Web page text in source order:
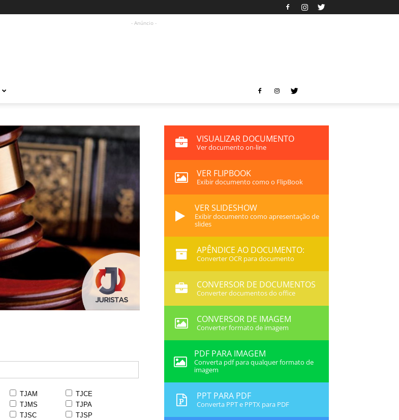
- Anúncio -
TJAM
TJCE
TJMS
TJPA
TJSC
TJSP
VISUALIZAR DOCUMENTO
Ver documento on-line
VER FLIPBOOK
Exibir documento como o FlipBook
VER SLIDESHOW
Exibir documento como apresentação de
slides
APÊNDICE AO DOCUMENTO:
Converter OCR para documento
CONVERSOR DE DOCUMENTOS
Converter documentos do office
CONVERSOR DE IMAGEM
Converter formato de imagem
PDF PARA IMAGEM
Converta pdf para qualquer formato de
imagem
PPT PARA PDF
Converta PPT e PPTX para PDF